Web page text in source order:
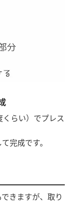
らい）でプレス
完成です。
きますが、取り